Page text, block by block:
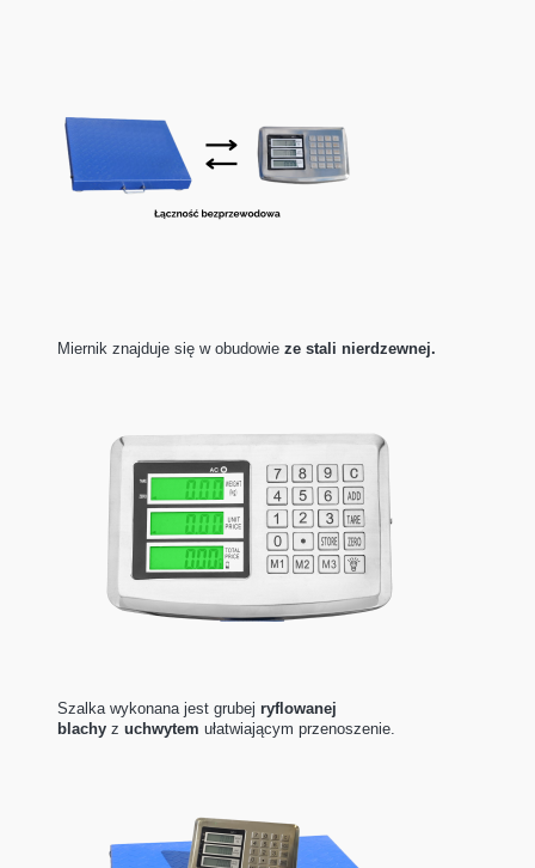
Miernik znajduje się w obudowie ze stali nierdzewnej.
Szalka wykonana jest grubej ryflowanej
blachy z uchwytem ułatwiającym przenoszenie.